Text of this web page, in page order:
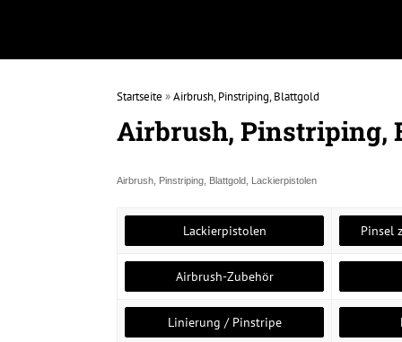
Startseite »Airbrush, Pinstriping, Blattgold
Airbrush, Pinstriping,
Airbrush, Pinstriping, Blattgold, Lackierpistolen
Lackierpistolen Pinsel
Airbrush-Zubehör
Linierung / Pinstripe